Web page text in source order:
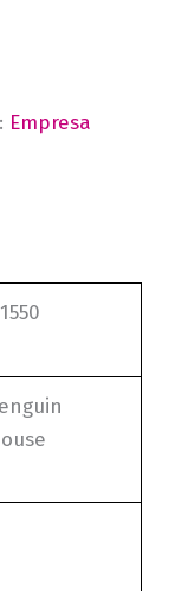
Empresa